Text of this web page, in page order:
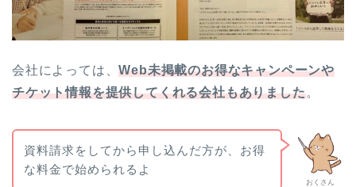
会社によっては、Web未掲載のお得なキャンペーンや
チケット情報を提供してくれる会社もありました。
おくさん
資料請求をしてから申し込んだ方が、お得
な料金で始められるよ